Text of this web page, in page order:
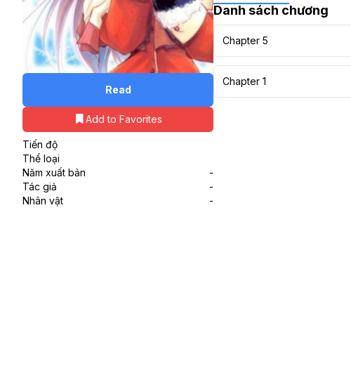
Read
Add to Favorites
Tiến độ
Thể loại
Năm xuất bản
-
Tác giả
-
Nhân vật
-
Danh sách chương
Chapter 5
Chapter 1